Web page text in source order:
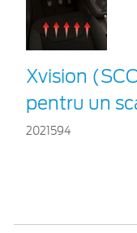
Xvision
pentru un
2021594